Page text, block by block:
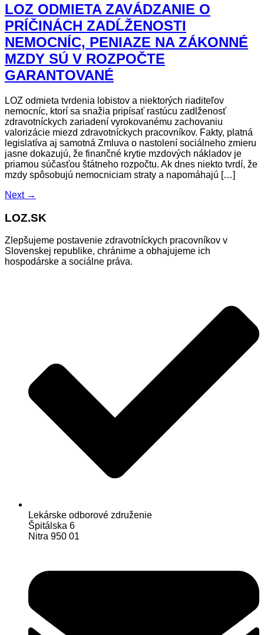
LOZ ODMIETA ZAVÁDZANIE O
PRÍČINÁCH ZADĹŽENOSTI
NEMOCNÍC, PENIAZE NA ZÁKONNÉ
MZDY SÚ V ROZPOČTE
GARANTOVANÉ
LOZ odmieta tvrdenia lobistov a niektorých riaditeľov
nemocníc, ktorí sa snažia pripísať rastúcu zadlženosť
zdravotníckych zariadení vyrokovanému zachovaniu
valorizácie miezd zdravotníckych pracovníkov. Fakty, platná
legislatíva aj samotná Zmluva o nastolení sociálneho zmieru
jasne dokazujú, že finančné krytie mzdových nákladov je
priamou súčasťou štátneho rozpočtu. Ak dnes niekto tvrdí, že
mzdy spôsobujú nemocniciam straty a napomáhajú […]
Next →
LOZ.SK
Zlepšujeme postavenie zdravotníckych pracovníkov v
Slovenskej republike, chránime a obhajujeme ich
hospodárske a sociálne práva.
Lekárske odborové združenie
Špitálska 6
Nitra 950 01